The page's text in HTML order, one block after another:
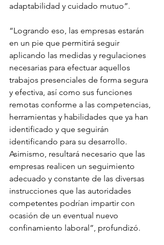
adaptabilidad y cuidado mutuo”.
“Logrando eso, las empresas estarán
en un pie que permitirá seguir
aplicando las medidas y regulaciones
necesarias para efectuar aquellos
trabajos presenciales de forma segura
y efectiva, así como sus funciones
remotas conforme a las competencias,
herramientas y habilidades que ya han
identificado y que seguirán
identificando para su desarrollo.
Asimismo, resultará necesario que las
empresas realicen un seguimiento
adecuado y constante de las diversas
instrucciones que las autoridades
competentes podrían impartir con
ocasión de un eventual nuevo
confinamiento laboral”, profundizó.